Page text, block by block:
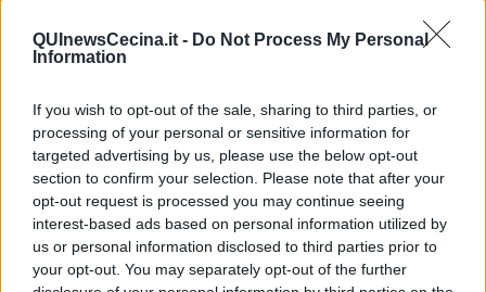
QUInewsCecina.it - Do Not Process My Personal
Information
If you wish to opt-out of the sale, sharing to third parties, or
processing of your personal or sensitive information for
targeted advertising by us, please use the below opt-out
section to confirm your selection. Please note that after your
opt-out request is processed you may continue seeing
interest-based ads based on personal information utilized by
us or personal information disclosed to third parties prior to
your opt-out. You may separately opt-out of the further
La truffa all'anziano
Alla fermata dell'autobus
Foto storica
Esequie solenni
Nostalgia del sangue blu
Teste calde
Non avere e non essere
Armiamoci e... avviatevi
Da Capodanno a Carnevale
Schizzi di fango